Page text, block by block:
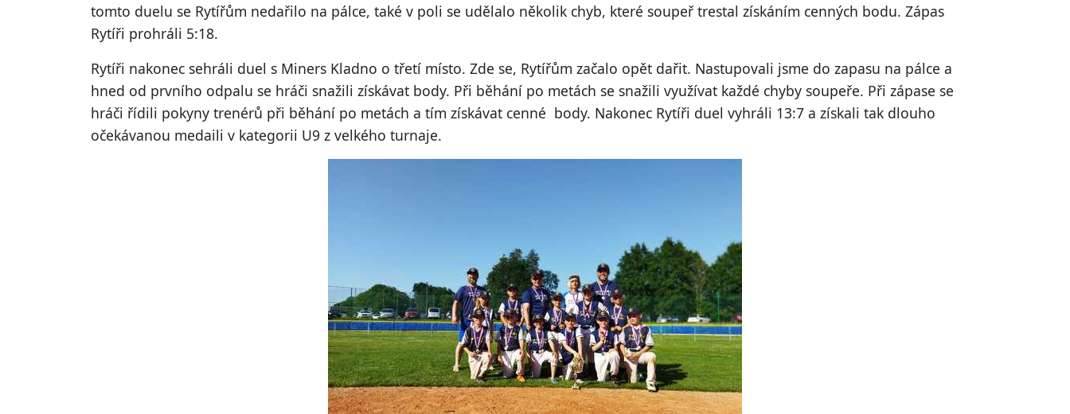
tomto duelu se Rytířům nedařilo na pálce, také v poli se udělalo několik chyb, které soupeř trestal získáním cenných bodu. Zápas
Rytíři prohráli 5:18.
Rytíři nakonec sehráli duel s Miners Kladno o třetí místo. Zde se, Rytířům začalo opět dařit. Nastupovali jsme do zapasu na pálce a
hned od prvního odpalu se hráči snažili získávat body. Při běhání po metách se snažili využívat každé chyby soupeře. Při zápase se
hráči řídili pokyny trenérů při běhání po metách a tím získávat cenné body. Nakonec Rytíři duel vyhráli 13:7 a získali tak dlouho
očekávanou medaili v kategorii U9 z velkého turnaje.